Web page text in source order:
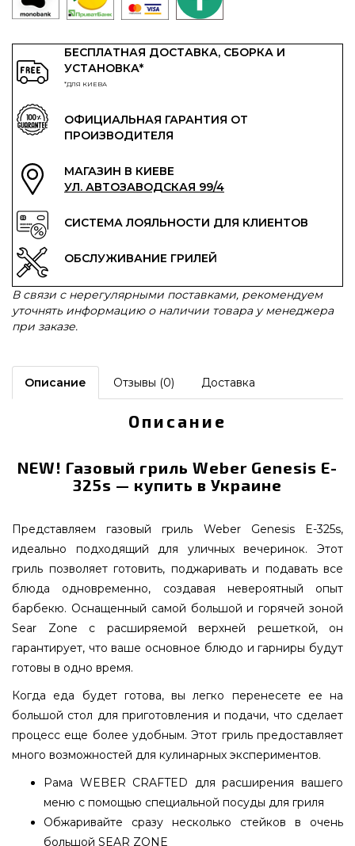
БЕСПЛАТНАЯ ДОСТАВКА, СБОРКА И
УСТАНОВКА*
*ДЛЯ КИЕВА
ОФИЦИАЛЬНАЯ ГАРАНТИЯ ОТ
ПРОИЗВОДИТЕЛЯ
МАГАЗИН В КИЕВЕ
УЛ. АВТОЗАВОДСКАЯ 99/4
СИСТЕМА ЛОЯЛЬНОСТИ ДЛЯ КЛИЕНТОВ
ОБСЛУЖИВАНИЕ ГРИЛЕЙ
В связи с нерегулярными поставками, рекомендуем
уточнять информацию о наличии товара у менеджера
при заказе.
Описание Отзывы (0) Доставка
Описание
NEW! Газовый гриль Weber Genesis E-
325s — купить в Украине
Представляем газовый гриль Weber Genesis E-325s,
идеально подходящий для уличных вечеринок. Этот
гриль позволяет готовить, поджаривать и подавать все
блюда одновременно, создавая невероятный опыт
барбекю. Оснащенный самой большой и горячей зоной
Sear Zone с расширяемой верхней решеткой, он
гарантирует, что ваше основное блюдо и гарниры будут
готовы в одно время.
Когда еда будет готова, вы легко перенесете ее на
большой стол для приготовления и подачи, что сделает
процесс еще более удобным. Этот гриль предоставляет
много возможностей для кулинарных экспериментов.
Рама WEBER CRAFTED для расширения вашего
меню с помощью специальной посуды для гриля
Обжаривайте сразу несколько стейков в очень
большой SEAR ZONE